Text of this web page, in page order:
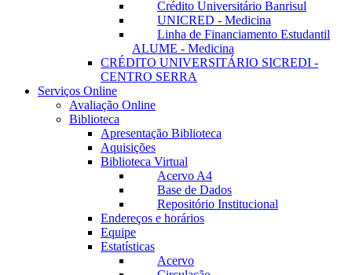
Crédito Universitário Banrisul
UNICRED - Medicina
Linha de Financiamento Estudantil
ALUME - Medicina
CRÉDITO UNIVERSITÁRIO SICREDI -
CENTRO SERRA
Serviços Online
Avaliação Online
Biblioteca
Apresentação Biblioteca
Aquisições
Biblioteca Virtual
Acervo A4
Base de Dados
Repositório Institucional
Endereços e horários
Equipe
Estatísticas
Acervo